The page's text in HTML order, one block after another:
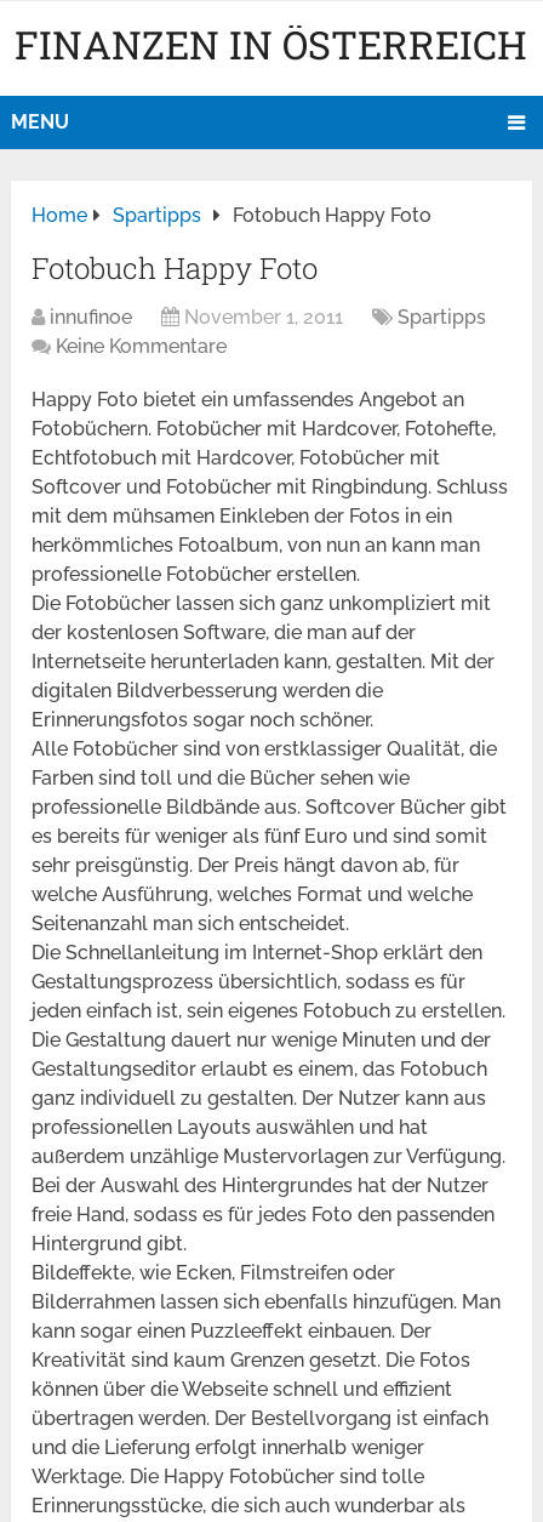
FINANZEN IN ÖSTERREICH
MENU
Home Spartipps Fotobuch Happy Foto
Fotobuch Happy Foto
innufinoe November 1, 2011
Spartipps
Keine Kommentare
Happy Foto bietet ein umfassendes Angebot an
Fotobüchern. Fotobücher mit Hardcover, Fotohefte,
Echtfotobuch mit Hardcover, Fotobücher mit
Softcover und Fotobücher mit Ringbindung. Schluss
mit dem mühsamen Einkleben der Fotos in ein
herkömmliches Fotoalbum, von nun an kann man
professionelle Fotobücher erstellen.
Die Fotobücher lassen sich ganz unkompliziert mit
der kostenlosen Software, die man auf der
Internetseite herunterladen kann, gestalten. Mit der
digitalen Bildverbesserung werden die
Erinnerungsfotos sogar noch schöner.
Alle Fotobücher sind von erstklassiger Qualität, die
Farben sind toll und die Bücher sehen wie
professionelle Bildbände aus. Softcover Bücher gibt
es bereits für weniger als fünf Euro und sind somit
sehr preisgünstig. Der Preis hängt davon ab, für
welche Ausführung, welches Format und welche
Seitenanzahl man sich entscheidet.
Die Schnellanleitung im Internet-Shop erklärt den
Gestaltungsprozess übersichtlich, sodass es für
jeden einfach ist, sein eigenes Fotobuch zu erstellen.
Die Gestaltung dauert nur wenige Minuten und der
Gestaltungseditor erlaubt es einem, das Fotobuch
ganz individuell zu gestalten. Der Nutzer kann aus
professionellen Layouts auswählen und hat
außerdem unzählige Mustervorlagen zur Verfügung.
Bei der Auswahl des Hintergrundes hat der Nutzer
freie Hand, sodass es für jedes Foto den passenden
Hintergrund gibt.
Bildeffekte, wie Ecken, Filmstreifen oder
Bilderrahmen lassen sich ebenfalls hinzufügen. Man
kann sogar einen Puzzleeffekt einbauen. Der
Kreativität sind kaum Grenzen gesetzt. Die Fotos
können über die Webseite schnell und effizient
übertragen werden. Der Bestellvorgang ist einfach
und die Lieferung erfolgt innerhalb weniger
Werktage. Die Happy Fotobücher sind tolle
Erinnerungsstücke, die sich auch wunderbar als